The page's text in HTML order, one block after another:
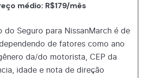
médio: R$179/mês
do Seguro para NissanMarch é de
de fatores como ano
da/do motorista, CEP da
idade e nota de direção